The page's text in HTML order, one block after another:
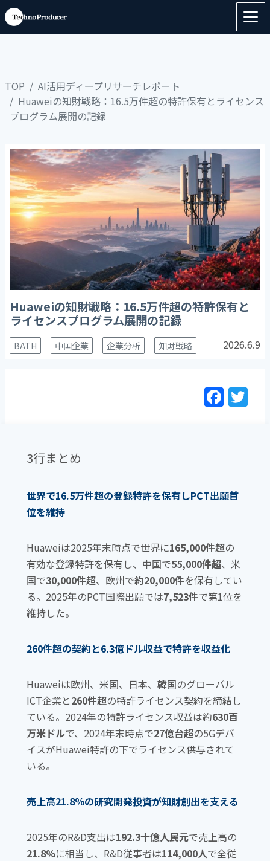
TOP
AI活用ディープリサーチレポート
Huaweiの知財戦略：16.5万件超の特許保有とライセンス
プログラム展開の記録
Huaweiの知財戦略：16.5万件超の特許保有と
ライセンスプログラム展開の記録
BATH 中国企業 企業分析 知財戦略 2026.6.9
F
a
o
o
3行まとめ
世界で16.5万件超の登録特許を保有しPCT出願首
位を維持
Huaweiは2025年末時点で世界に165,000件超の
有効な登録特許を保有し、中国で55,000件超、米
国で30,000件超、欧州で約20,000件を保有してい
る。2025年のPCT国際出願では7,523件で第1位を
維持した。
260件超の契約と6.3億ドル収益で特許を収益化
Huaweiは欧州、米国、日本、韓国のグローバル
ICT企業と260件超の特許ライセンス契約を締結し
ている。2024年の特許ライセンス収益は約630百
万米ドルで、2024年末時点で27億台超の5Gデバ
イスがHuawei特許の下でライセンス供与されて
いる。
売上高21.8％の研究開発投資が知財創出を支える
2025年のR&D支出は192.3十億人民元で売上高の
21.8%に相当し、R&D従事者は114,000人で全従